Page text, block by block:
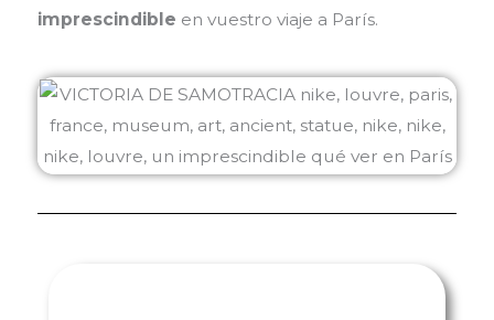
imprescindible en vuestro viaje a París.